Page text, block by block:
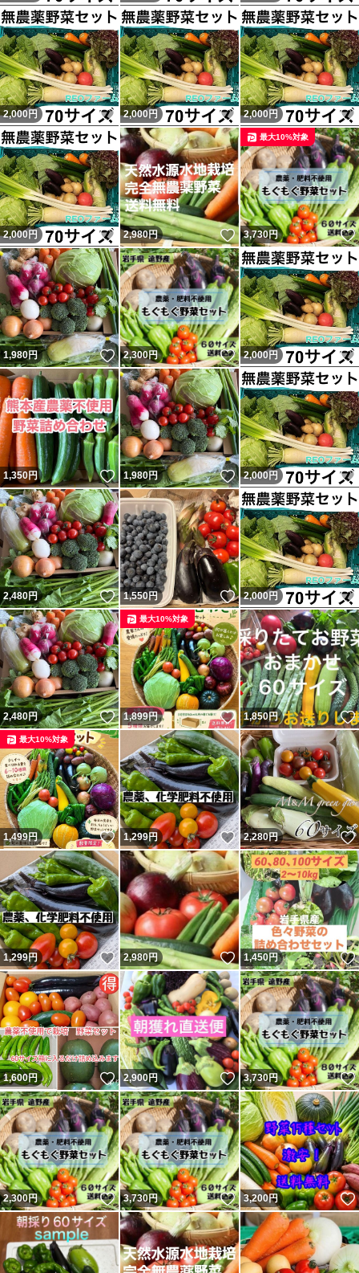
2,000 円 いいね！
2,000 円 いいね！
2,000 円
2,000 円 いいね！
2,980円 いいね！
3,730円
最大10%対象
1,980円 いいね！
2,300円 いいね！
2,000 円
1,350円 いいね！
1,980円 いいね！
2,000 円
2,480円 いいね！
1,550円 いいね！
2,000 円
2,480円 いいね！
1,899円 いいね！
最大10%対象
1,850円
1,499円 いいね！
最大10%対象
1,299円 いいね！
2,280円
1,299円 いいね！
2,980円 いいね！
1,450円
1,600円 いいね！
2,900円 いいね！
3,730円
2,300円 いいね！
3,730円 いいね！
3,200円